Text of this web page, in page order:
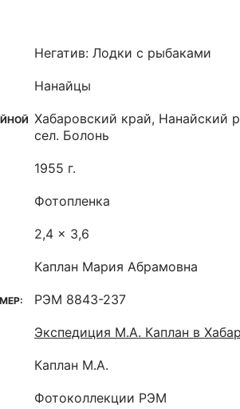
Негатив: Лодки с рыбаками
Нанайцы
Хабаровский край, Нанайский
сел. Болонь
1955 г.
Фотопленка
2,4 x 3,6
Каплан Мария Абрамовна
РЭМ 8843-237
Экспедиция М.А. Каплан в
Каплан М.А.
Фотоколлекции РЭМ